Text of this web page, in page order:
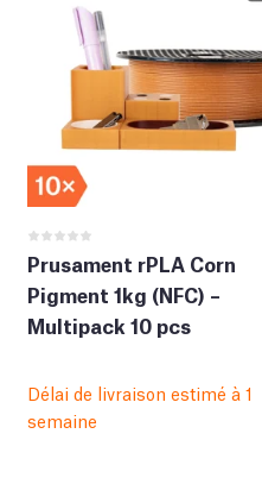
Prusament rPLA Corn
Pigment 1kg (NFC) –
Multipack 10 pcs
Délai de livraison estimé à 1
semaine